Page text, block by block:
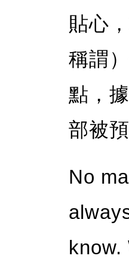
貼心
稱謂
點，
部被
No